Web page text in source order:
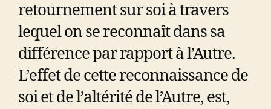
retournement sur soi à travers
lequel on se reconnaît dans sa
différence par rapport à l’Autre.
L’effet de cette reconnaissance de
soi et de l’altérité de l’Autre, est,